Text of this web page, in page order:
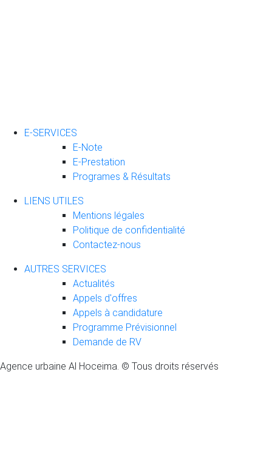
E-SERVICES
E-Note
E-Prestation
Programes & Résultats
LIENS UTILES
Mentions légales
Politique de confidentialité
Contactez-nous
AUTRES SERVICES
Actualités
Appels d'offres
Appels à candidature
Programme Prévisionnel
Demande de RV
Agence urbaine Al Hoceima. © Tous droits réservés